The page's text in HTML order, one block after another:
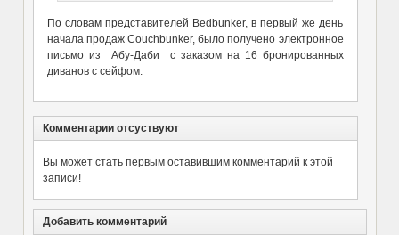
По словам представителей Bedbunker, в первый же день
начала продаж Couchbunker, было получено электронное
письмо из Абу-Даби с заказом на 16 бронированных
диванов с сейфом.
Комментарии отсуствуют
Вы может стать первым оставившим комментарий к этой
записи!
Добавить комментарий